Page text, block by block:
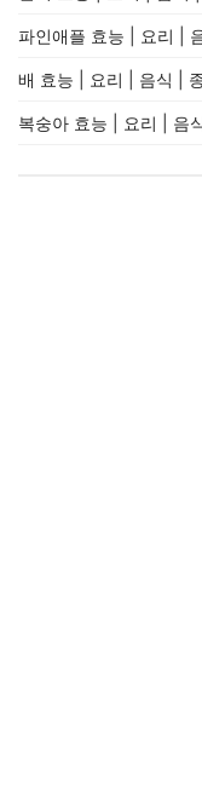
파인애플 효능 | 요리 |
배 효능 | 요리 | 음식 |
복숭아 효능 | 요리 | 음